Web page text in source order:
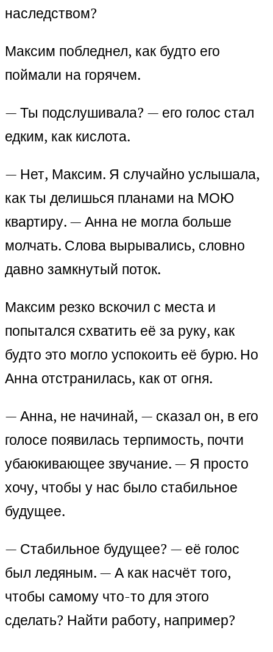
наследством?
Максим побледнел, как будто его
поймали на горячем.
— Ты подслушивала? — его голос стал
едким, как кислота.
— Нет, Максим. Я случайно услышала,
как ты делишься планами на МОЮ
квартиру. — Анна не могла больше
молчать. Слова вырывались, словно
давно замкнутый поток.
Максим резко вскочил с места и
попытался схватить её за руку, как
будто это могло успокоить её бурю. Но
Анна отстранилась, как от огня.
— Анна, не начинай, — сказал он, в его
голосе появилась терпимость, почти
убаюкивающее звучание. — Я просто
хочу, чтобы у нас было стабильное
будущее.
— Стабильное будущее? — её голос
был ледяным. — А как насчёт того,
чтобы самому что-то для этого
сделать? Найти работу, например?